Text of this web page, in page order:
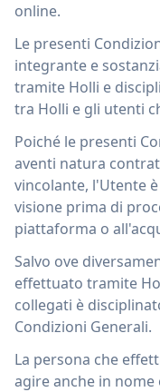
online.
Le presenti
integrante e
tramite Holli e
tra Holli e gli utenti
Poiché le presenti
aventi natura
vincolante, l'Utente
visione prima di
piattaforma o
Salvo ove
effettuato tramite
collegati è
Condizioni Generali.
La persona che
agire anche in